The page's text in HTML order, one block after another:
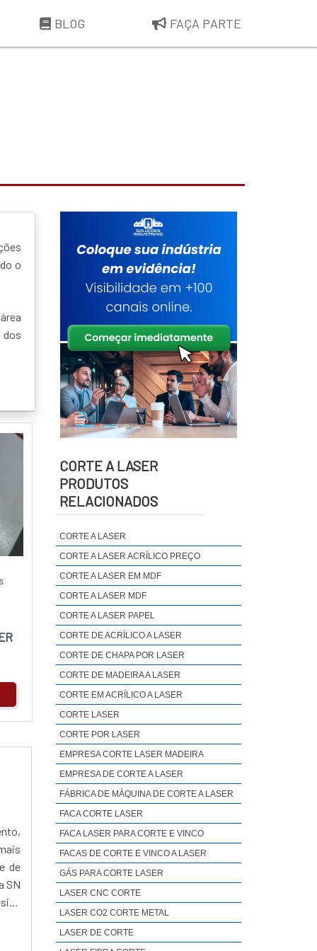
BLOG FAÇA PARTE
o
dos
de
SN
CORTE A LASER
PRODUTOS
RELACIONADOS
CORTE A LASER
CORTE A LASER ACRÍLICO PREÇO
CORTE A LASER EM MDF
CORTE A LASER MDF
CORTE A LASER PAPEL
CORTE DE ACRÍLICO A LASER
CORTE DE CHAPA POR LASER
CORTE DE MADEIRA A LASER
CORTE EM ACRÍLICO A LASER
CORTE LASER
CORTE POR LASER
EMPRESA CORTE LASER MADEIRA
EMPRESA DE CORTE A LASER
FÁBRICA DE MÁQUINA DE CORTE A LASER
FACA CORTE LASER
FACA LASER PARA CORTE E VINCO
FACAS DE CORTE E VINCO A LASER
GÁS PARA CORTE LASER
LASER CNC CORTE
LASER CO2 CORTE METAL
LASER DE CORTE